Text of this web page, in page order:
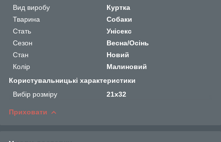
Вид виробу
Куртка
Тварина
Собаки
Стать
Унісекс
Сезон
Весна/Осінь
Стан
Новий
Колір
Малиновий
Користувальницькі характеристики
Вибір розміру
21х32
Приховати